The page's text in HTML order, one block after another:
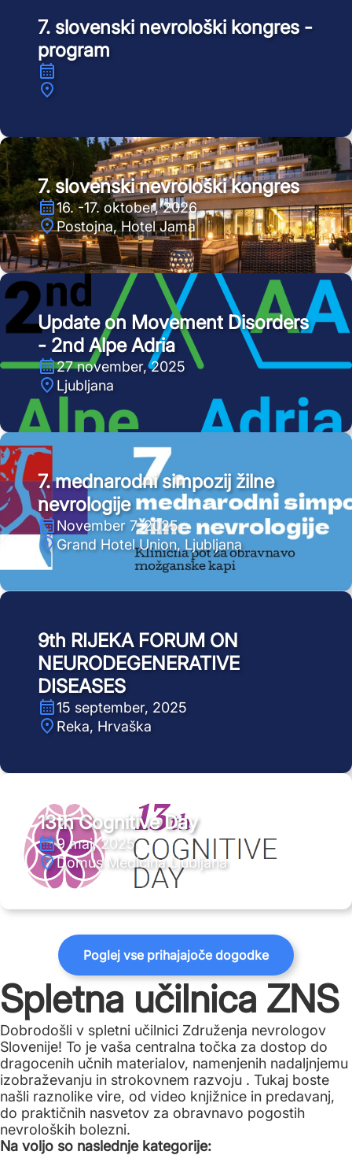
7. slovenski nevrološki kongres -
program
7. slovenski nevrološki kongres
16. -17. oktober, 2026
Postojna, Hotel Jama
Update on Movement Disorders
- 2nd Alpe Adria
27 november, 2025
Ljubljana
7. mednarodni simpozij žilne
nevrologije
November 7, 2025
Grand Hotel Union, Ljubljana
9th RIJEKA FORUM ON
NEURODEGENERATIVE
DISEASES
15 september, 2025
Reka, Hrvaška
13th Cognitive Day
9 maj, 2025
Domus Medicina Ljubljana
Poglej vse prihajajoče dogodke
Spletna učilnica ZNS
Dobrodošli v spletni učilnici Združenja nevrologov
Slovenije! To je vaša centralna točka za dostop do
dragocenih učnih materialov, namenjenih nadaljnjemu
izobraževanju in strokovnem razvoju . Tukaj boste
našli raznolike vire, od video knjižnice in predavanj,
do praktičnih nasvetov za obravnavo pogostih
nevroloških bolezni.
Na voljo so naslednje kategorije: